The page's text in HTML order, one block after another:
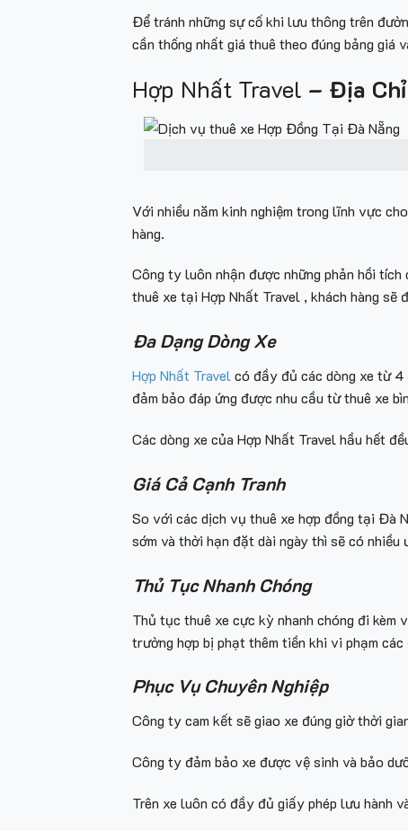
Để tránh những sự cố khi lưu thông trên
cần thống nhất giá thuê theo đúng bảng giá
Hợp Nhất Travel – Địa
Với nhiều năm kinh nghiệm trong lĩnh vực cho
hàng.
Công ty luôn nhận được những phản hồi
thuê xe tại Hợp Nhất Travel , khách hàng sẽ
Đa Dạng Dòng Xe
Hợp Nhất Travelcó đầy đủ các dòng xe từ 4
đảm bảo đáp ứng được nhu cầu từ thuê xe
Các dòng xe của Hợp Nhất Travel hầu hết
Giá Cả Cạnh Tranh
So với các dịch vụ thuê xe hợp đồng tại Đà
sớm và thời hạn đặt dài ngày thì sẽ có nhiều
Thủ Tục Nhanh Chóng
Thủ tục thuê xe cực kỳ nhanh chóng đi kèm
trường hợp bị phạt thêm tiền khi vi phạm các
Phục Vụ Chuyên Nghiệp
Công ty cam kết sẽ giao xe đúng giờ thời
Công ty đảm bảo xe được vệ sinh và bảo
Trên xe luôn có đầy đủ giấy phép lưu hành